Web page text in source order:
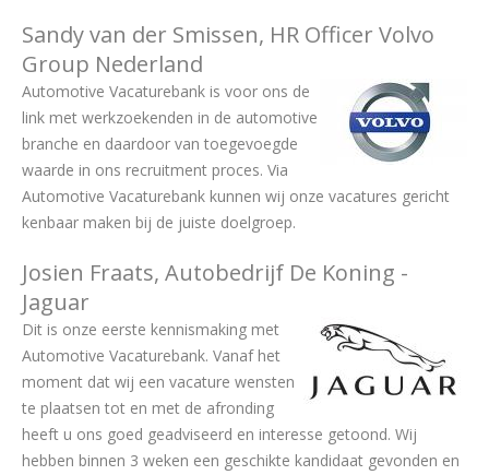
Sandy van der Smissen, HR Officer Volvo
Group Nederland
Automotive Vacaturebank is voor ons de
link met werkzoekenden in de automotive
branche en daardoor van toegevoegde
waarde in ons recruitment proces. Via
Automotive Vacaturebank kunnen wij onze vacatures gericht
kenbaar maken bij de juiste doelgroep.
Josien Fraats, Autobedrijf De Koning -
Jaguar
Dit is onze eerste kennismaking met
Automotive Vacaturebank. Vanaf het
moment dat wij een vacature wensten
te plaatsen tot en met de afronding
heeft u ons goed geadviseerd en interesse getoond. Wij
hebben binnen 3 weken een geschikte kandidaat gevonden en